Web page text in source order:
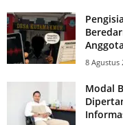
8 Agustus
Modal